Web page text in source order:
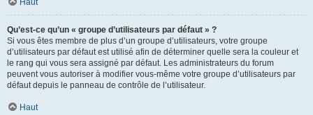
Haut
Qu’est-ce qu’un « groupe d’utilisateurs par défaut » ?
Si vous êtes membre de plus d’un groupe d’utilisateurs, votre groupe
d’utilisateurs par défaut est utilisé afin de déterminer quelle sera la couleur et
le rang qui vous sera assigné par défaut. Les administrateurs du forum
peuvent vous autoriser à modifier vous-même votre groupe d’utilisateurs par
défaut depuis le panneau de contrôle de l’utilisateur.
Haut